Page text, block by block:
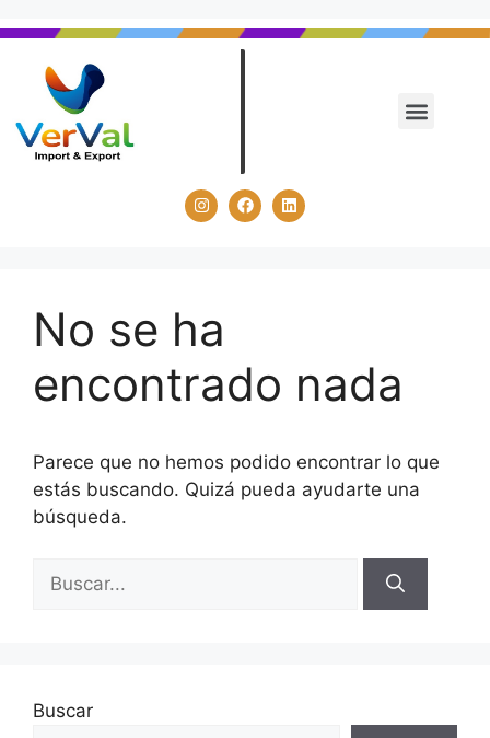
No se ha
encontrado nada
Parece que no hemos podido encontrar lo que
estás buscando. Quizá pueda ayudarte una
búsqueda.
Buscar